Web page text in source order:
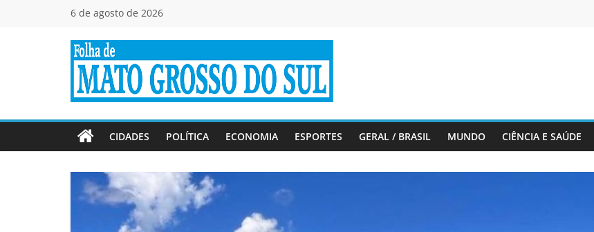
6 de agosto de 2026
Folha
de
Mato
Grosso
CIDADES POLÍTICA ECONOMIA ESPORTES GERAL / BRASIL MUNDO CIÊNCIA E SAÚDE